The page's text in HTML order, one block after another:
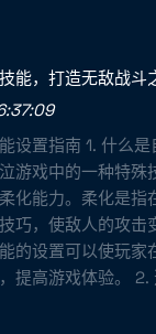
能，打造无敌战斗
设置指南 1. 什么
游戏中的一种特殊
化能力。柔化是指
巧，使敌人的攻击
的设置可以使玩家
提高游戏体验。 2.